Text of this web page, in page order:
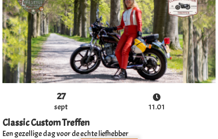
27
sept 11.01
Classic Custom Treffen
Een gezellige dag voor de echte liefhebber